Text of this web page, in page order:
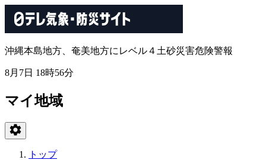
沖縄本島地方、奄美地方にレベル４土砂災害危険警報
8月7日 18時56分
マイ地域
トップ